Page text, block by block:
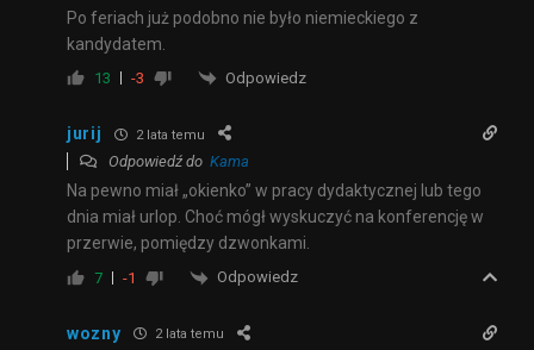
Po feriach już podobno nie było niemieckiego z
kandydatem.
13 -3 Odpowiedz
jurij 2 lata temu
Odpowiedź do Kama
Na pewno miał „okienko” w pracy dydaktycznej lub tego
dnia miał urlop. Choć mógł wyskuczyć na konferencję w
przerwie, pomiędzy dzwonkami.
7 -1 Odpowiedz
wozny 2 lata temu